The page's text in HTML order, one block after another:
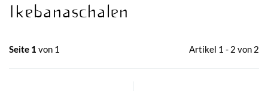
Ikebanaschalen
Seite 1 von 1 Artikel 1 - 2 von 2